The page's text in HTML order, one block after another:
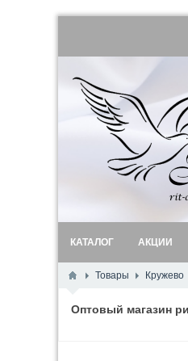
КАТАЛОГ АКЦИИ
Товары Кружево
Оптовый магазин